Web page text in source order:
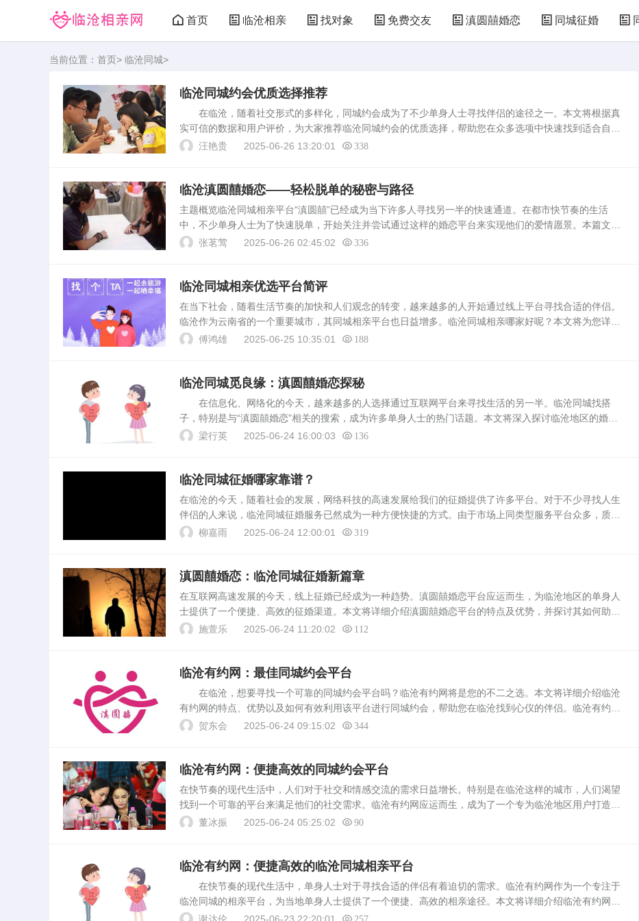
首页 临沧相亲 找对象 免费交友 滇圆囍婚恋 同城征婚
当前位置： 首页> 临沧同城>
临沧同城约会优质选择推荐
在临沧，随着社交形式的多样化，同城约会成为了不少单身人士寻找伴侣的途径之一。本文将根据真
实可信的数据和用户评价，为大家推荐临沧同城约会的优质选择，帮助您在众多选项中快速找到适合自己
的约会场所和方式。临沧同城约会场所推荐1. 咖啡厅：临沧的各大咖啡厅是情侣约会的热门选择。如星巴
汪艳贵 2025-06-26 13:20:01 338
临沧滇圆囍婚恋——轻松脱单的秘密与路径
主题概览临沧同城相亲平台“滇圆囍”已经成为当下许多人寻找另一半的快速通道。在都市快节奏的生活
中，不少单身人士为了快速脱单，开始关注并尝试通过这样的婚恋平台来实现他们的爱情愿景。本篇文章
将为您解析“滇圆囍”的运作模式及其为何能帮助您迅速脱单。滇圆囍平台的特色1. 高效匹配系统：滇圆囍
张茗莺 2025-06-26 02:45:02 336
临沧同城相亲优选平台简评
在当下社会，随着生活节奏的加快和人们观念的转变，越来越多的人开始通过线上平台寻找合适的伴侣。
临沧作为云南省的一个重要城市，其同城相亲平台也日益增多。临沧同城相亲哪家好呢？本文将为您详细
解析临沧地区较为热门的相亲平台及其特点。临沧相亲网临沧相亲网是本地知名的相亲服务平台，拥有庞
傅鸿雄 2025-06-25 10:35:01 188
临沧同城觅良缘：滇圆囍婚恋探秘
在信息化、网络化的今天，越来越多的人选择通过互联网平台来寻找生活的另一半。临沧同城找搭
子，特别是与“滇圆囍婚恋”相关的搜索，成为许多单身人士的热门话题。本文将深入探讨临沧地区的婚恋
现象，以及“滇圆囍婚恋”这一平台在当地的作用与影响。临沧婚恋现状分析临沧市作为云南省的一个重要
梁行英 2025-06-24 16:00:03 136
临沧同城征婚哪家靠谱？
在临沧的今天，随着社会的发展，网络科技的高速发展给我们的征婚提供了许多平台。对于不少寻找人生
伴侣的人来说，临沧同城征婚服务已然成为一种方便快捷的方式。由于市场上同类型服务平台众多，质量
参差不齐，很多想要征婚的朋友在面临选择时都会感到困惑。临沧同城征婚哪家靠谱呢？本文将为您详细
柳嘉雨 2025-06-24 12:00:01 319
滇圆囍婚恋：临沧同城征婚新篇章
在互联网高速发展的今天，线上征婚已经成为一种趋势。滇圆囍婚恋平台应运而生，为临沧地区的单身人
士提供了一个便捷、高效的征婚渠道。本文将详细介绍滇圆囍婚恋平台的特点及优势，并探讨其如何助力
临沧同城征婚。 滇圆囍婚恋平台致力于为单身人士提供高品质的征婚服务。平台汇聚了大量来自临沧
施萱乐 2025-06-24 11:20:02 112
临沧有约网：最佳同城约会平台
在临沧，想要寻找一个可靠的同城约会平台吗？临沧有约网将是您的不二之选。本文将详细介绍临沧
有约网的特点、优势以及如何有效利用该平台进行同城约会，帮助您在临沧找到心仪的伴侣。临沧有约网
的特点1. 真实可靠的交友环境：临沧有约网严格审核注册用户的信息，确保每一位会员的真实性和可靠
贺东会 2025-06-24 09:15:02 344
临沧有约网：便捷高效的同城约会平台
在快节奏的现代生活中，人们对于社交和情感交流的需求日益增长。特别是在临沧这样的城市，人们渴望
找到一个可靠的平台来满足他们的社交需求。临沧有约网应运而生，成为了一个专为临沧地区用户打造的
同城约会平台。平台简介临沧有约网是一个集社交、约会、交友于一体的在线平台。该平台致力于为临沧
董冰振 2025-06-24 05:25:02 90
临沧有约网：便捷高效的临沧同城相亲平台
在快节奏的现代生活中，单身人士对于寻找合适的伴侣有着迫切的需求。临沧有约网作为一个专注于
临沧同城的相亲平台，为当地单身人士提供了一个便捷、高效的相亲途径。本文将详细介绍临沧有约网的
特点、优势以及如何利用该平台成功找到心仪的伴侣。临沧有约网的特点1. 本地化服务：临沧有约网专注
257